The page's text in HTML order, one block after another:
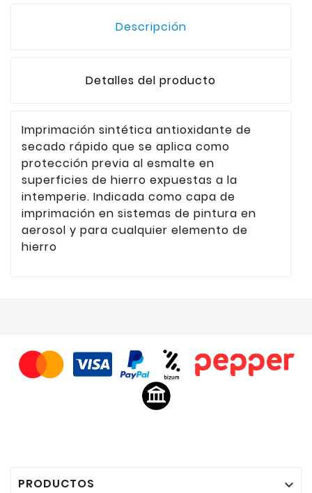
Descripción
Detalles del producto
Imprimación sintética antioxidante de
secado rápido que se aplica como
protección previa al esmalte en
superficies de hierro expuestas a la
intemperie. Indicada como capa de
imprimación en sistemas de pintura en
aerosol y para cualquier elemento de
hierro
PRODUCTOS 